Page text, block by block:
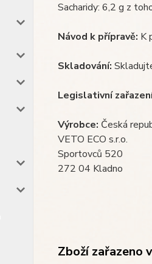
Sacharidy: 6,2 g z
Návod k přípravě: K
Skladování:
Legislativní
Výrobce: Česká
VETO ECO s.r.o.
Sportovců 520
272 04 Kladno
Zboží zařazeno